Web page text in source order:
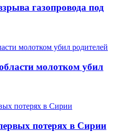
газопровода под
молотком убил
потерях в Сирии